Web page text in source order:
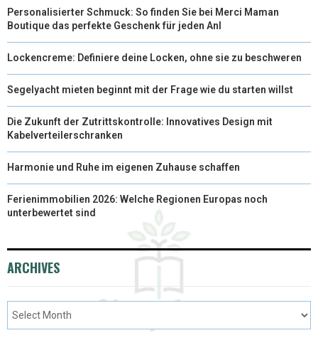
Personalisierter Schmuck: So finden Sie bei Merci Maman
Boutique das perfekte Geschenk für jeden Anl
Lockencreme: Definiere deine Locken, ohne sie zu beschweren
Segelyacht mieten beginnt mit der Frage wie du starten willst
Die Zukunft der Zutrittskontrolle: Innovatives Design mit
Kabelverteilerschranken
Harmonie und Ruhe im eigenen Zuhause schaffen
Ferienimmobilien 2026: Welche Regionen Europas noch
unterbewertet sind
ARCHIVES